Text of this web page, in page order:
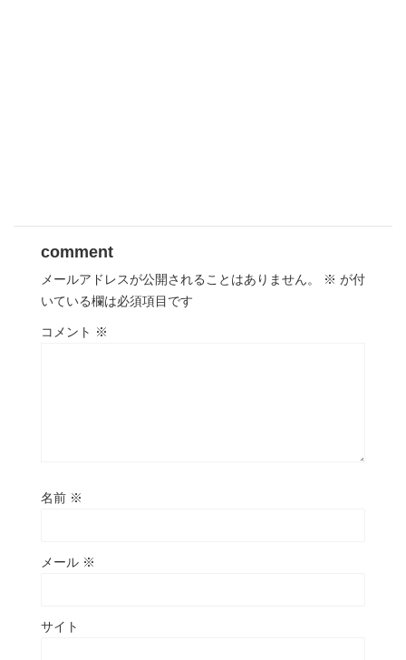
comment
メールアドレスが公開されることはありません。 ※ が付
いている欄は必須項目です
コメント ※
名前 ※
メール ※
サイト